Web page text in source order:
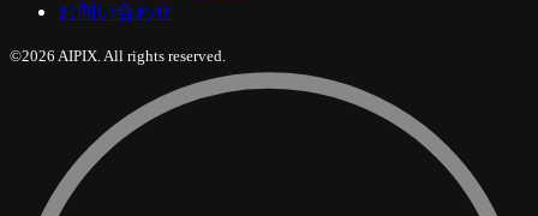
お問い合わせ
©2026 AIPIX. All rights reserved.